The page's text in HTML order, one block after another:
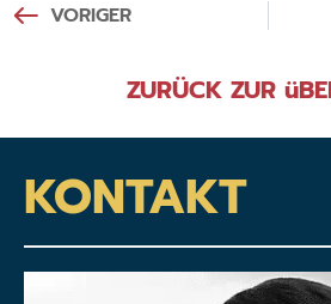
VORIGER
ZURÜCK ZUR
KONTAKT